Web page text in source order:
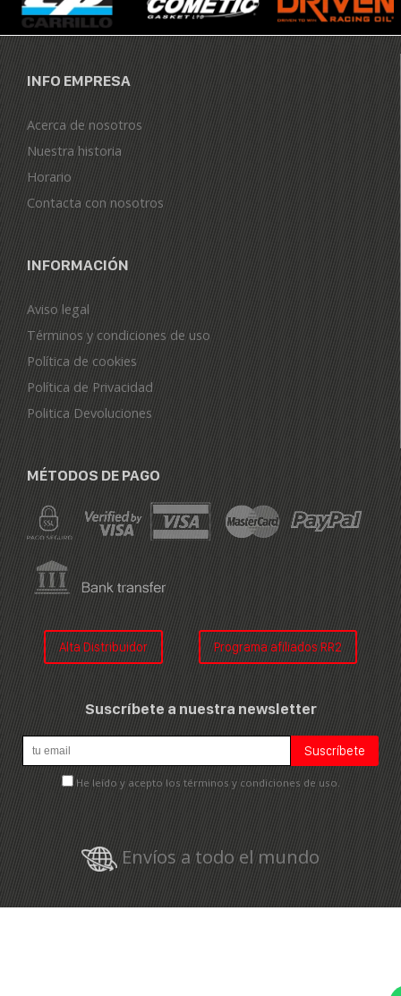
INFO EMPRESA
Acerca de nosotros
Nuestra historia
Horario
Contacta con nosotros
INFORMACIÓN
Aviso legal
Términos y condiciones de uso
Política de cookies
Política de Privacidad
Politica Devoluciones
MÉTODOS DE PAGO
Alta Distribuidor Programa afiliados RR2
Suscríbete a nuestra newsletter
He leído y acepto los términos y condiciones de uso.
Envíos a todo el mundo